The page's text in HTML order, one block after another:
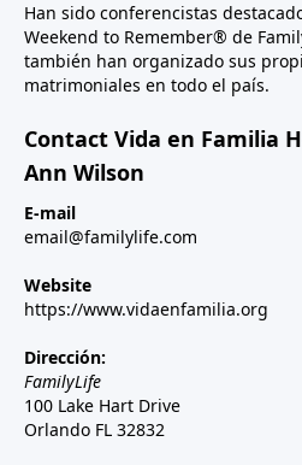
Han sido conferencistas
Weekend to Remember® de
también han organizado sus
matrimoniales en todo el país.
Contact Vida en Familia
Ann Wilson
E-mail
email@familylife.com
Website
https://www.vidaenfamilia.org
Dirección:
FamilyLife
100 Lake Hart Drive
Orlando FL 32832